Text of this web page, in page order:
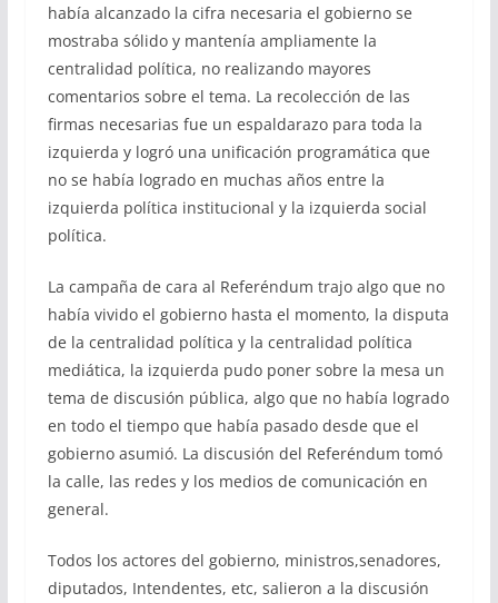
había alcanzado la cifra necesaria el gobierno se
mostraba sólido y mantenía ampliamente la
centralidad política, no realizando mayores
comentarios sobre el tema. La recolección de las
firmas necesarias fue un espaldarazo para toda la
izquierda y logró una unificación programática que
no se había logrado en muchas años entre la
izquierda política institucional y la izquierda social
política.
La campaña de cara al Referéndum trajo algo que no
había vivido el gobierno hasta el momento, la disputa
de la centralidad política y la centralidad política
mediática, la izquierda pudo poner sobre la mesa un
tema de discusión pública, algo que no había logrado
en todo el tiempo que había pasado desde que el
gobierno asumió. La discusión del Referéndum tomó
la calle, las redes y los medios de comunicación en
general.
Todos los actores del gobierno, ministros,senadores,
diputados, Intendentes, etc, salieron a la discusión